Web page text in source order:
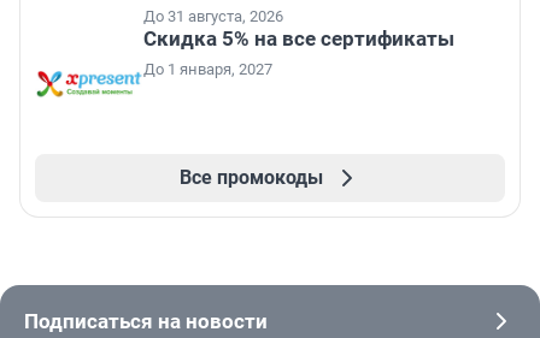
До 31 августа, 2026
Скидка 5% на все сертификаты
До 1 января, 2027
Все промокоды
Подписаться на новости